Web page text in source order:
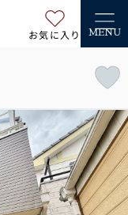
お気に入り MENU